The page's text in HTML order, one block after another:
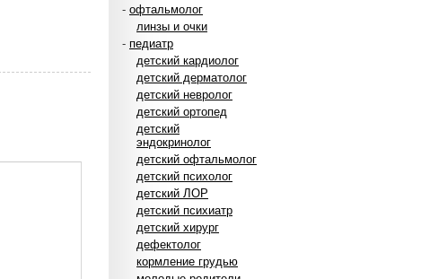
- офтальмолог
линзы и очки
- педиатр
детский кардиолог
детский дерматолог
детский невролог
детский ортопед
детский
эндокринолог
детский офтальмолог
детский психолог
детский ЛОР
детский психиатр
детский хирург
дефектолог
кормление грудью